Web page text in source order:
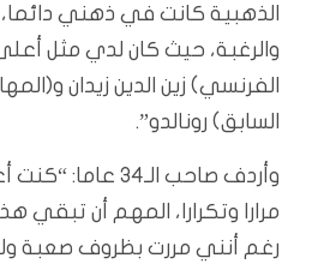
الذهبية كانت في ذهني دائما،
والرغبة، حيث كان لدي مثل
الفرنسي) زين الدين زيدان
السابق) رونالدو”.
وأردف صاحب الـ34
مرارا وتكرارا، المهم أن تبقي
رغم أنني مررت بظروف صعبة